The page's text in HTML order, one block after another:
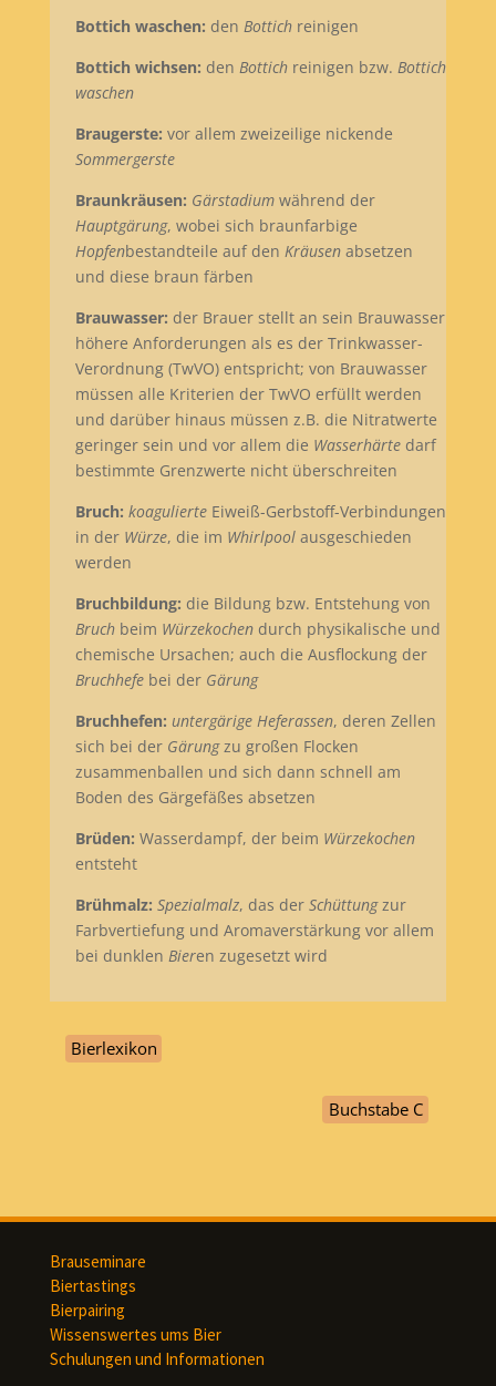
Bottich waschen: den Bottich reinigen
Bottich wichsen: den Bottich reinigen bzw. Bottich
waschen
Braugerste: vor allem zweizeilige nickende
Sommergerste
Braunkräusen: Gärstadiumwährend der
Hauptgärung, wobei sich braunfarbige
Hopfenbestandteile auf den Kräusenabsetzen
und diese braun färben
Brauwasser: der Brauer stellt an sein Brauwasser
höhere Anforderungen als es der Trinkwasser-
Verordnung (TwVO) entspricht; von Brauwasser
müssen alle Kriterien der TwVO erfüllt werden
und darüber hinaus müssen z.B. die Nitratwerte
geringer sein und vor allem die Wasserhärtedarf
bestimmte Grenzwerte nicht überschreiten
Bruch: koagulierteEiweiß-Gerbstoff-Verbindungen
in der Würze, die im Whirlpoolausgeschieden
werden
Bruchbildung: die Bildung bzw. Entstehung von
Bruchbeim Würzekochendurch physikalische und
chemische Ursachen; auch die Ausflockung der
Bruchhefebei der Gärung
Bruchhefen: untergärige Heferassen, deren Zellen
sich bei der Gärung zu großen Flocken
zusammenballen und sich dann schnell am
Boden des Gärgefäßes absetzen
Brüden: Wasserdampf, der beim Würzekochen
entsteht
Brühmalz: Spezialmalz, das der Schüttung zur
Farbvertiefung und Aromaverstärkung vor allem
bei dunklen Bieren zugesetzt wird
Bierlexikon
Buchstabe C
Brauseminare
Biertastings
Bierpairing
Wissenswertes ums Bier
Schulungen und Informationen